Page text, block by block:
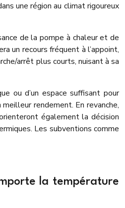
une région au climat rigoureux
de la pompe à chaleur et de
un recours fréquent à l’appoint,
arrêt plus courts, nuisant à sa
ou d’un espace suffisant pour
rendement. En revanche,
également la décision
Les subventions comme
la température